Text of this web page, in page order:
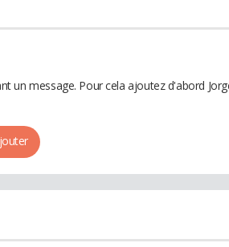
un message. Pour cela ajoutez d'abord